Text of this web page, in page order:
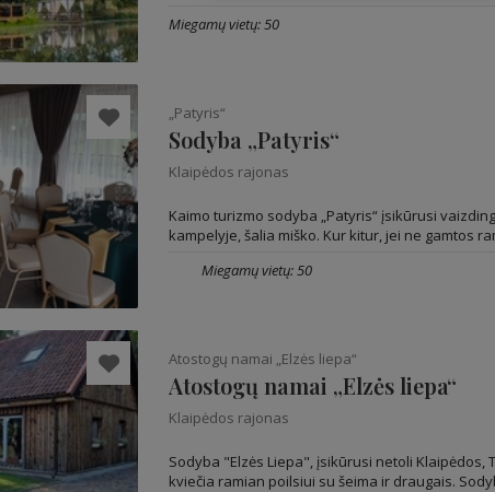
Miegamų vietų: 50
„Patyris“
Sodyba „Patyris“
Klaipėdos rajonas
Kaimo turizmo sodyba „Patyris“ įsikūrusi
kampelyje, šalia miško. Kur kitur, jei ne gamtos
Miegamų vietų: 50
Atostogų namai „Elzės liepa“
Atostogų namai „Elzės liepa“
Klaipėdos rajonas
Sodyba "Elzės Liepa", įsikūrusi netoli Klaipėdos,
kviečia ramian poilsiui su šeima ir draugais.